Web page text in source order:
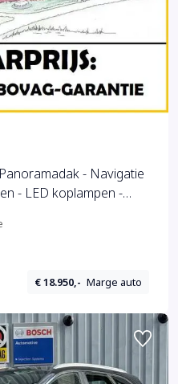
- Navigatie
- LED koplampen -
€ 18.950,- Marge auto